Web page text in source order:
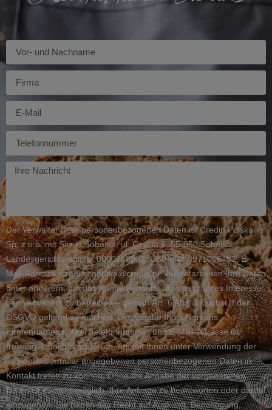
Imię
Firma
Telefon
Twoja
wiadomość
Der Verwalter Ihrer personenbezogenen Daten ist Credin Polska
Sp. z o.o. mit Sitz in Sobótka, ul. Czysta 6, 55-050 Sobótka,
Landesgerichtsregister 0000148982, USt-IdNr. 8971006452, E-
Mail-Adresse: credin.sobotka@credin.pl. Wir verarbeiten Ihre Daten
unter anderem, um das Kontaktformular als berechtigtes Interesse
des Verwalters zu betreiben – gemäß Art. 6 Abs. 1 Buchst. f der
DSGVO geltend zu machen. Die Angabe Ihres Namens,
Firmennamens, Ihrer Telefonnummer und E-Mail-Adresse ist
freiwillig, jedoch erforderlich, um mit Ihnen unter Verwendung der
im Kontaktformular angegebenen personenbezogenen Daten in
Kontakt treten zu können. Ohne die Angabe der vorgenannten
Daten ist es nicht möglich, Ihre Anfrage zu beantworten oder darauf
einzugehen. Sie haben das Recht auf Auskunft, Berichtigung,